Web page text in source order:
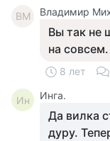
ВМ Владимир
Вы так не
на совсем.
8 лет
Ин Инга.
Да вилка
дуру.